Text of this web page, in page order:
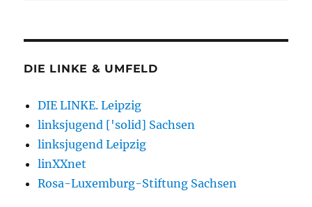
DIE LINKE & UMFELD
DIE LINKE. Leipzig
linksjugend ['solid] Sachsen
linksjugend Leipzig
linXXnet
Rosa-Luxemburg-Stiftung Sachsen